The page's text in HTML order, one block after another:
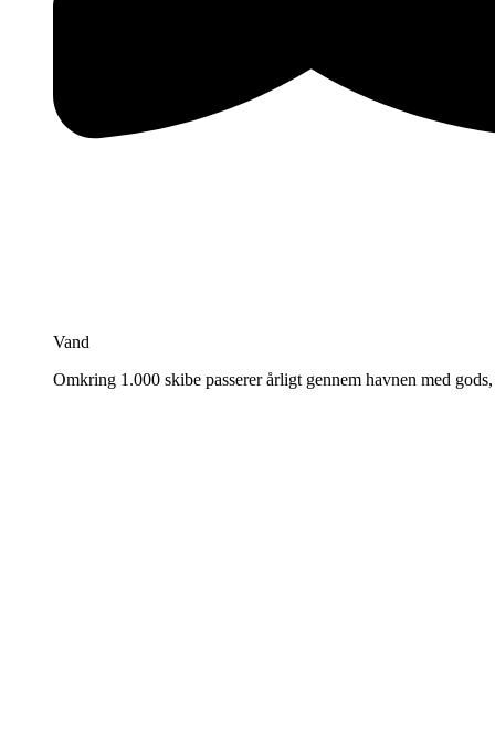
Vand
Omkring 1.000 skibe passerer årligt gennem havnen med